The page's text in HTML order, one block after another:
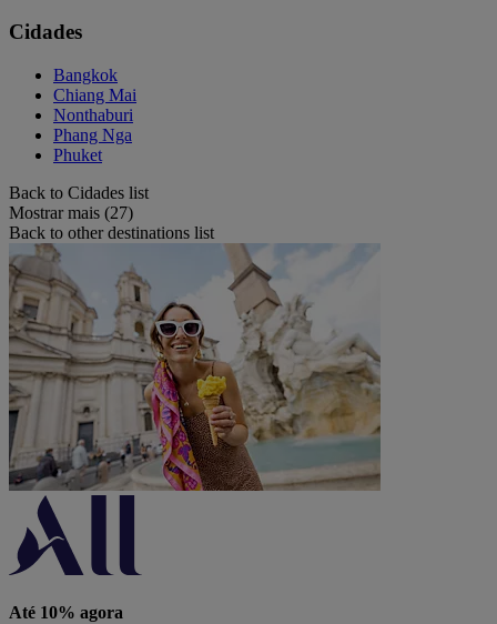
Cidades
Bangkok
Chiang Mai
Nonthaburi
Phang Nga
Phuket
Back to Cidades list
Mostrar mais (27)
Back to other destinations list
Até 10% agora